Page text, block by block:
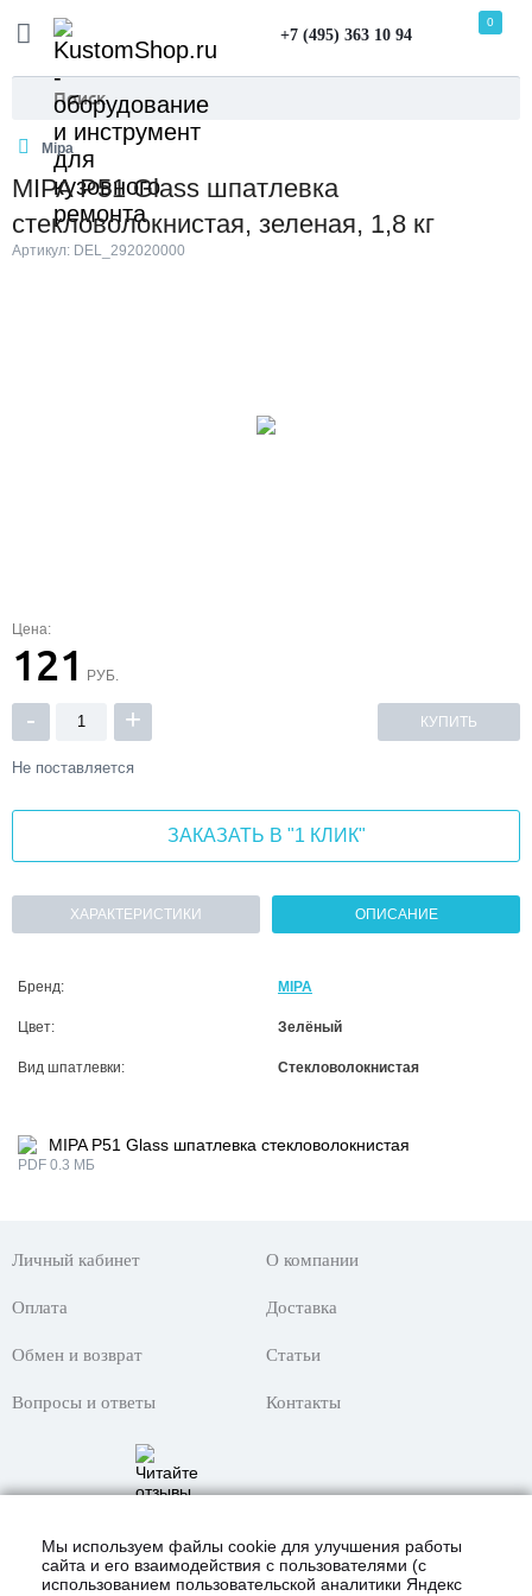
+7 (495) 363 10 94
0
Mipa
MIPA P51 Glass шпатлевка
стекловолокнистая, зеленая, 1,8 кг
Артикул: DEL_292020000
Цена:
121 РУБ.
- + КУПИТЬ
Не поставляется
ЗАКАЗАТЬ В "1 КЛИК"
ХАРАКТЕРИСТИКИ ОПИСАНИЕ
Бренд: MIPA
Цвет: Зелёный
Вид шпатлевки: Стекловолокнистая
MIPA P51 Glass шпатлевка стекловолокнистая
PDF 0.3 МБ
Личный кабинет О компании
Оплата Доставка
Обмен и возврат Статьи
Вопросы и ответы Контакты
Мы используем файлы cookie для улучшения работы
сайта и его взаимодействия с пользователями (с
использованием пользовательской аналитики Яндекс